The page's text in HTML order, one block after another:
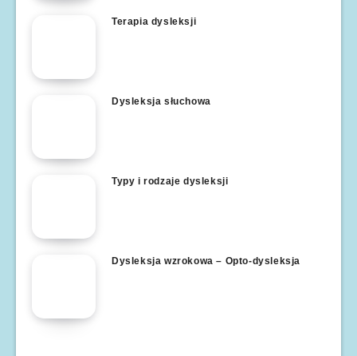
Terapia dysleksji
Dysleksja słuchowa
Typy i rodzaje dysleksji
Dysleksja wzrokowa – Opto-dysleksja